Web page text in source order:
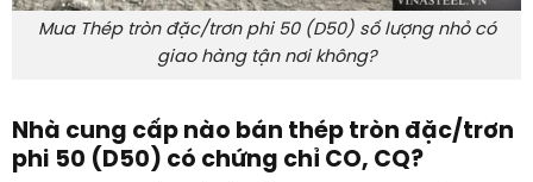
Mua Thép tròn đặc/trơn phi 50 (D50) số lượng nhỏ có
giao hàng tận nơi không?
Nhà cung cấp nào bán thép tròn đặc/trơn
phi 50 (D50) có chứng chỉ CO, CQ?